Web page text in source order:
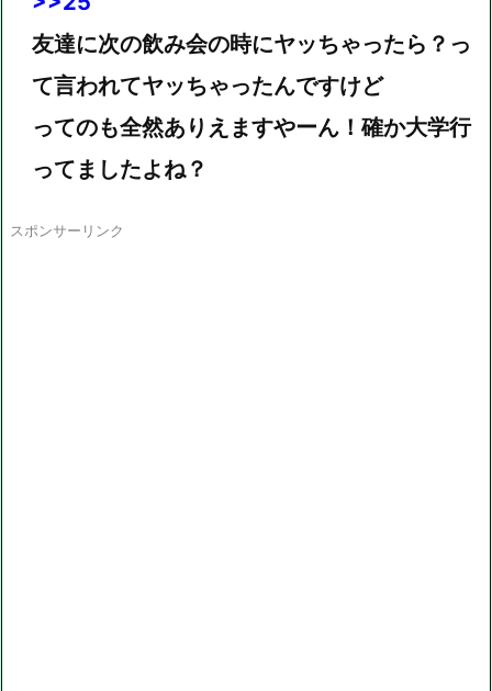
友達に次の飲み会の時にヤッちゃったら？っ
て言われてヤッちゃったんですけど
ってのも全然ありえますやーん！確か大学行
ってましたよね？
スポンサーリンク